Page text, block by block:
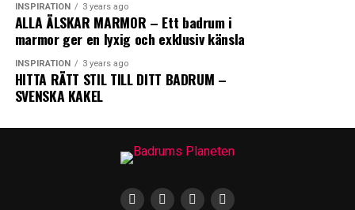
LOL LOVE
https://www.demerx.se/
Leave your vote
Points
INSPIRATION 3 years ago
ALLA ÄLSKAR MARMOR – Ett badrum i
marmor ger en lyxig och exklusiv känsla
INSPIRATION 3 years ago
HITTA RÄTT STIL TILL DITT BADRUM –
SVENSKA KAKEL